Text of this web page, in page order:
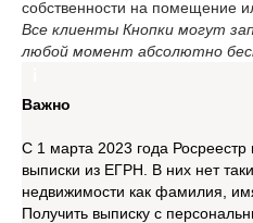
собственности на помещение
Все клиенты Кнопки могут
любой момент абсолютно
Важно
С 1 марта 2023 года
выписки из ЕГРН. В них нет
недвижимости как фамилия,
Получить выписку с